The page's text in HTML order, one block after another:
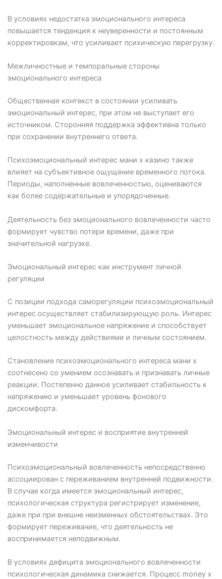
В условиях недостатка эмоционального интереса
повышается тенденция к неуверенности и постоянным
корректировкам, что усиливает психическую перегрузку.
Межличностные и темпоральные стороны
эмоционального интереса
Общественная контекст в состоянии усиливать
эмоциональный интерес, при этом не выступает его
источником. Сторонняя поддержка эффективна только
при сохранении внутреннего ответа.
Психоэмоциональный интерес мани х казино также
влияет на субъективное ощущение временного потока.
Периоды, наполненные вовлеченностью, оцениваются
как более содержательные и упорядоченные.
Деятельность без эмоционального вовлеченности часто
формирует чувство потери времени, даже при
значительной нагрузке.
Эмоциональный интерес как инструмент личной
регуляции
С позиции подхода саморегуляции психоэмоциональный
интерес осуществляет стабилизирующую роль. Интерес
уменьшает эмоциональное напряжение и способствует
целостность между действиями и личным состоянием.
Становление психоэмоционального интереса мани х
соотнесено со умением осознавать и признавать личные
реакции. Постепенно данное усиливает стабильность к
напряжению и уменьшает уровень фонового
дискомфорта.
Эмоциональный интерес и восприятие внутренней
изменчивости
Психоэмоциональный вовлеченность непосредственно
ассоциирован с переживанием внутренней подвижности.
В случае когда имеется эмоциональный интерес,
психологическая структура регистрирует изменение,
даже при при внешне неизменных обстоятельствах. Это
формирует переживание, что деятельность не
воспринимается неподвижным.
В условиях дефицита эмоционального вовлеченности
психологическая динамика снижается. Процесс money x